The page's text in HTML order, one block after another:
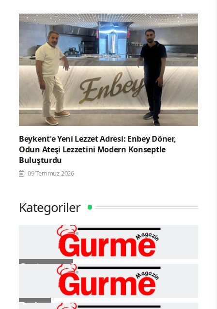
Beykent'e Yeni Lezzet Adresi: Enbey Döner,
Odun Ateşi Lezzetini Modern Konseptle
Buluşturdu
09 Temmuz 2026
Kategoriler
Gastronomi
Turizm